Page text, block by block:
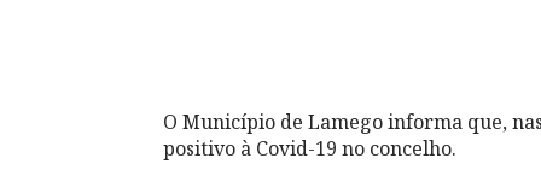
O Município de Lamego informa que,
positivo à Covid-19 no concelho.